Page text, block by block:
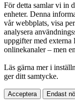
För detta samlar vi in
enheter. Denna
vår webbplats, visa
analysera
uppgifter med externa
onlinekanaler – men
Läs gärna mer i
ger ditt samtycke.
Acceptera Endast